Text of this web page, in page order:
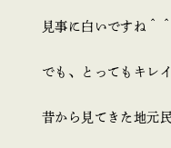
見事に白いですね＾＾
でも、とってもキレイ
昔から見てきた地元